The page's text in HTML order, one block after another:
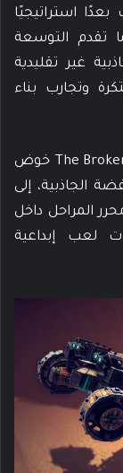
استراتيجيًا
تقدم التوسعة
غير تقليدية
وتجارب بناء
وعلى صعيد اللعب الجماعي، تتيح The Broken Beyond خوض
الجاذبية، إلى
المراحل داخل
لعب إبداعية